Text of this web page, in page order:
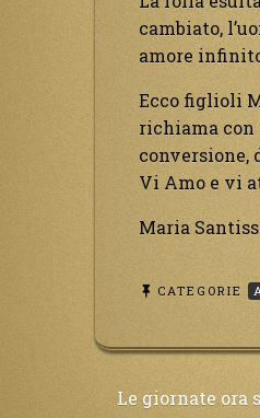
cambiato,
amore
Ecco figlioli
richiama con
conversione,
Vi Amo e vi
Maria
CATEGORIE
Le giornate ora